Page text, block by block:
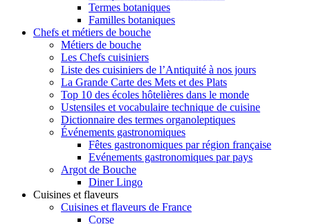
Termes botaniques
Familles botaniques
Chefs et métiers de bouche
Métiers de bouche
Les Chefs cuisiniers
Liste des cuisiniers de l’Antiquité à nos jours
La Grande Carte des Mets et des Plats
Top 10 des écoles hôtelières dans le monde
Ustensiles et vocabulaire technique de cuisine
Dictionnaire des termes organoleptiques
Événements gastronomiques
Fêtes gastronomiques par région française
Evénements gastronomiques par pays
Argot de Bouche
Diner Lingo
Cuisines et flaveurs
Cuisines et flaveurs de France
Corse